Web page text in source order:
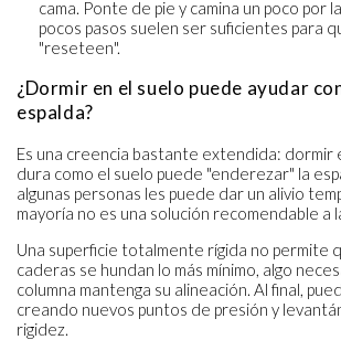
cama. Ponte de pie y camina un poco por
pocos pasos suelen ser suficientes para
"reseteen".
¿Dormir en el suelo puede ayudar
espalda?
Es una creencia bastante extendida: dormir
dura como el suelo puede "enderezar" la
algunas personas les puede dar un alivio
mayoría no es una solución recomendable a
Una superficie totalmente rígida no permite
caderas se hundan lo más mínimo, algo
columna mantenga su alineación. Al final,
creando nuevos puntos de presión y
rigidez.